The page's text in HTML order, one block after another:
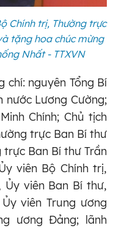
Chính trị, Thường trực
tặng hoa chúc mừng
Nhất - TTXVN
chí: nguyên Tổng Bí
nước Lương Cường;
Chính; Chủ tịch
trực Ban Bí thư
trực Ban Bí thư Trần
viên Bộ Chính trị,
Ủy viên Ban Bí thư,
viên Trung ương
ương Đảng; lãnh